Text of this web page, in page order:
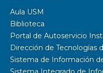
Aula USM
Biblioteca
Portal de Autoservicio
Dirección de Tecnologías
Sistema de Información